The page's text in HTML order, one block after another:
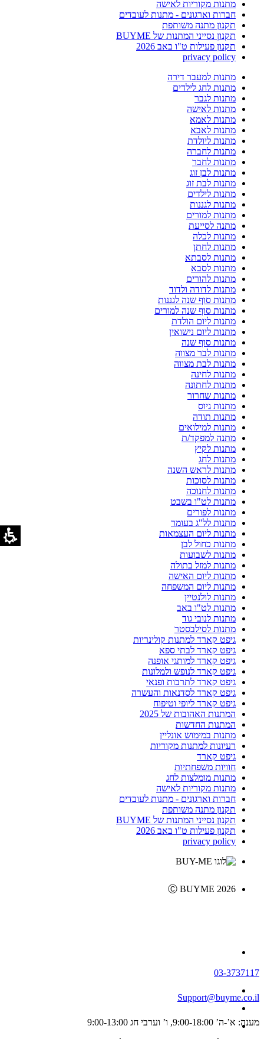
מתנות מקוריות לאישה
חברות וארגונים - מתנות לעובדים
תקנון מתנה משותפת
תקנון נסייני המתנות של BUYME
תקנון פעילות ט"ו באב 2026
privacy policy
מתנות למעבר דירה
מתנות לחג לילדים
מתנות לגבר
מתנות לאישה
מתנות לאמא
מתנות לאבא
מתנות ליולדת
מתנות לחברה
מתנות לחבר
מתנות לבן זוג
מתנות לבת זוג
מתנות לילדים
מתנות לגננות
מתנות למורים
מתנה לסייעת
מתנות לכלה
מתנות לחתן
מתנות לסבתא
מתנות לסבא
מתנות להורים
מתנות לדודה ולדוד
מתנות סוף שנה לגננות
מתנות סוף שנה למורים
מתנות ליום הולדת
מתנות ליום נישואין
מתנות סוף שנה
מתנות לבר מצווה
מתנות לבת מצווה
מתנות לחינה
מתנות לחתונה
מתנות שחרור
מתנות גיוס
מתנות תודה
מתנות למילואים
מתנה למפקד/ת
מתנות לקיץ
מתנות לחג
מתנות לראש השנה
מתנות לסוכות
מתנות לחנוכה
מתנות לט"ו בשבט
מתנות לפורים
מתנות לל"ג בעומר
מתנות ליום העצמאות
מתנות כחול לבן
מתנות לשבועות
מתנות למזל בתולה
מתנות ליום האישה
מתנות ליום המשפחה
מתנות לולנטיין
מתנות לט"ו באב
מתנות לנובי גוד
מתנות לסילבסטר
גיפט קארד למתנות קולינריות
גיפט קארד לבתי ספא
גיפט קארד למותגי אופנה
גיפט קארד לנופש ולמלונות
גיפט קארד לתרבות ופנאי
גיפט קארד לסדנאות והעשרה
גיפט קארד ליופי וטיפוח
המתנות האהובות של 2025
המתנות החדשות
מתנות במימוש אונליין
רעיונות למתנות מקוריות
גיפט קארד
חוויות משפחתיות
מתנות מומלצות לחג
מתנות מקוריות לאישה
חברות וארגונים - מתנות לעובדים
תקנון מתנה משותפת
תקנון נסייני המתנות של BUYME
תקנון פעילות ט"ו באב 2026
privacy policy
Ⓒ BUYME 2026
03-3737117
Support@buyme.co.il
מענה: א’-ה’ 9:00-18:00, ו’ וערבי חג 9:00-13:00